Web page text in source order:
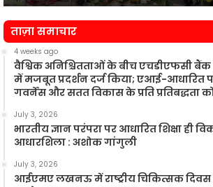
ताज़ा समाचार
4 weeks ago
वैश्विक अनिश्चितताओं के बीच एचडीएफसी बैंक
में मजबूत प्रदर्शन दर्ज किया; एआई-आधारित
गवर्नेंस और सतत विकास के प्रति
July 3, 2026
भारतीय ज्ञान परंपरा पर आधारित शिक्षा ही
आधारशिला : अशोक गांगुली
July 3, 2026
आईएमए लखनऊ में राष्ट्रीय चिकित्सक दिवस